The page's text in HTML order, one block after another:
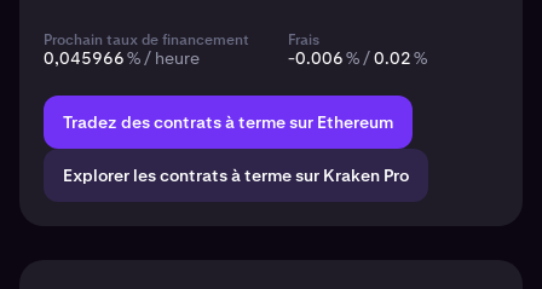
Prochain taux de financement
0,045966% / heure
Frais
-0.006% /0.02%
Tradez des contrats à terme sur Ethereum
Explorer les contrats à terme sur Kraken Pro